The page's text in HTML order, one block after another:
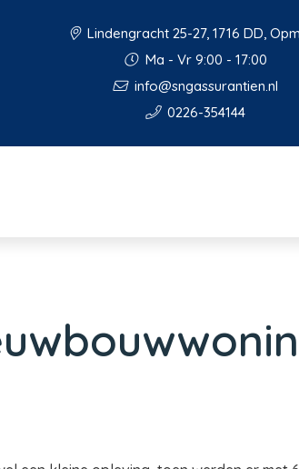
Lindengracht 25-27, 1716 DD,
Ma - Vr 9:00 - 17:00
info@sngassurantien.nl
0226-354144